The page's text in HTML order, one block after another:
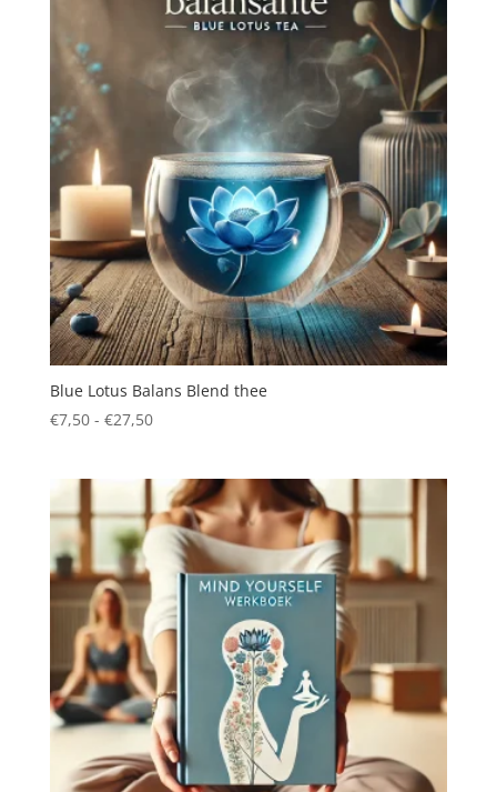
Blue Lotus Balans Blend thee
€7,50 - €27,50Prijsklasse:
€27,50